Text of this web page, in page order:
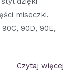
miseczki.
90D, 90E,
Czytaj więcej